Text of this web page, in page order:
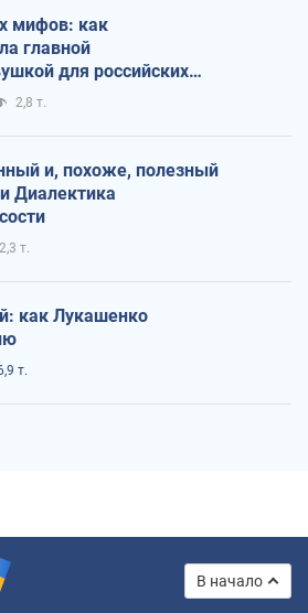
мифов: как
главной
для российских
2,8 т.
и, похоже, полезный
Диалектика
2,3 т.
как Лукашенко
т.
В начало